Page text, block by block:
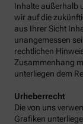
Inhalte außerhalb
wir auf die
aus Ihrer Sicht
unangemessen
rechtlichen
Zusammenhang
unterliegen dem
Urheberrecht
Die von uns
Grafiken